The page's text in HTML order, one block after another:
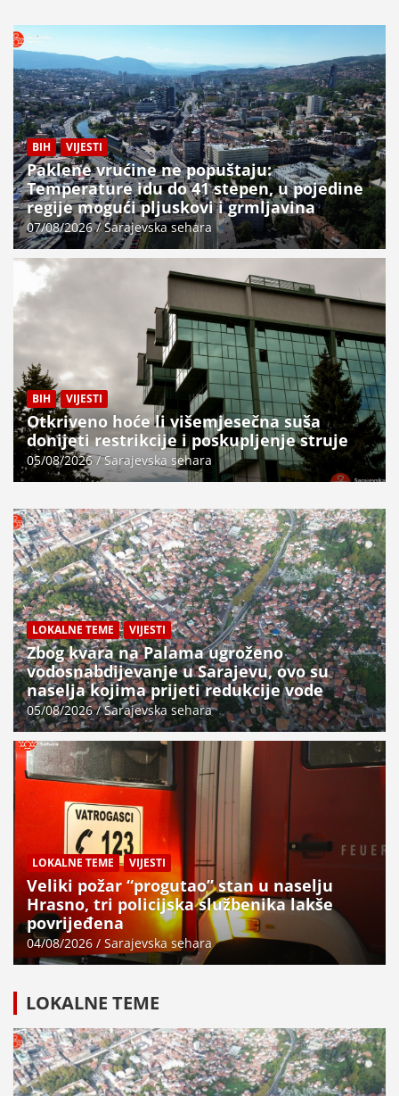
BIH VIJESTI
Paklene vrućine ne popuštaju:
Temperature idu do 41 stepen, u pojedine
regije mogući pljuskovi i grmljavina
07/08/2026 Sarajevska sehara
BIH VIJESTI
Otkriveno hoće li višemjesečna suša
donijeti restrikcije i poskupljenje struje
05/08/2026 Sarajevska sehara
LOKALNE TEME VIJESTI
Zbog kvara na Palama ugroženo
vodosnabdijevanje u Sarajevu, ovo su
naselja kojima prijeti redukcije vode
05/08/2026 Sarajevska sehara
LOKALNE TEME VIJESTI
Veliki požar “progutao” stan u naselju
Hrasno, tri policijska službenika lakše
povrijeđena
04/08/2026 Sarajevska sehara
LOKALNE TEME